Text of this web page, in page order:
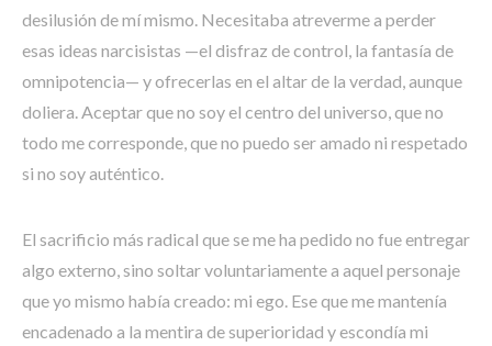
desilusión de mí mismo. Necesitaba atreverme a perder
esas ideas narcisistas —el disfraz de control, la fantasía de
omnipotencia— y ofrecerlas en el altar de la verdad, aunque
doliera. Aceptar que no soy el centro del universo, que no
todo me corresponde, que no puedo ser amado ni respetado
si no soy auténtico.
El sacrificio más radical que se me ha pedido no fue entregar
algo externo, sino soltar voluntariamente a aquel personaje
que yo mismo había creado: mi ego. Ese que me mantenía
encadenado a la mentira de superioridad y escondía mi